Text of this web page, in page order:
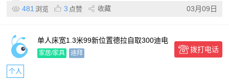
481 浏览 3 点赞 收藏 03月09日
单人床宽1.3米99新位置德拉自取300迪电
话
家居/家具 迪拜 拨打电话
个人